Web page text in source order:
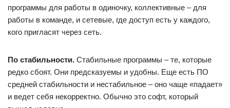
программы для работы в одиночку, коллективные – для
работы в команде, и сетевые, где доступ есть у каждого,
кого пригласят через сеть.
По стабильности. Стабильные программы – те, которые
редко сбоят. Они предсказуемы и удобны. Еще есть ПО
средней стабильности и нестабильное – оно чаще «падает»
и ведет себя некорректно. Обычно это софт, который